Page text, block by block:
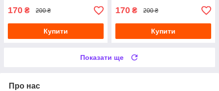
170 ₴ 200 ₴
Купити
170 ₴ 200 ₴
Купити
Показати ще
Про нас